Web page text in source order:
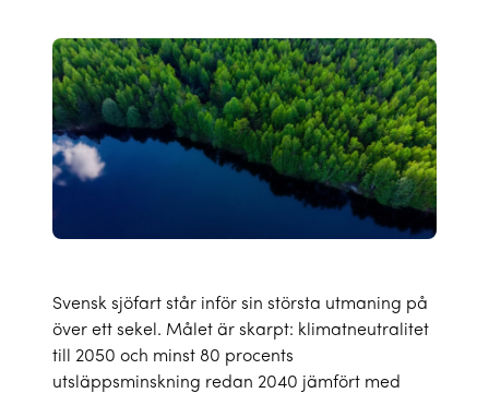
Svensk sjöfart står inför sin största utmaning på
över ett sekel. Målet är skarpt: klimatneutralitet
till 2050 och minst 80 procents
utsläppsminskning redan 2040 jämfört med